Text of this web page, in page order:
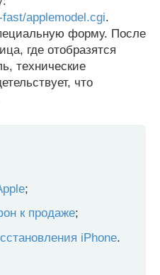
applemodel.cgi.
форму. После
где отобразятся
технические
что
;
к продаже;
iPhone.